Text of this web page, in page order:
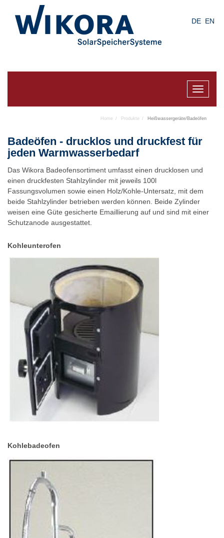
DE EN
Toggle
Home Produkte Heißwassergeräte/Badeöfen
Badeöfen - drucklos und druckfest für
jeden Warmwasserbedarf
Das Wikora Badeofensortiment umfasst einen drucklosen und
einen druckfesten Stahlzylinder mit jeweils 100l
Fassungsvolumen sowie einen Holz/Kohle-Untersatz, mit dem
beide Stahlzylinder betrieben werden können. Beide Zylinder
weisen eine Güte gesicherte Emaillierung auf und sind mit einer
Schutzanode ausgestattet.
Kohleunterofen
Kohlebadeofen